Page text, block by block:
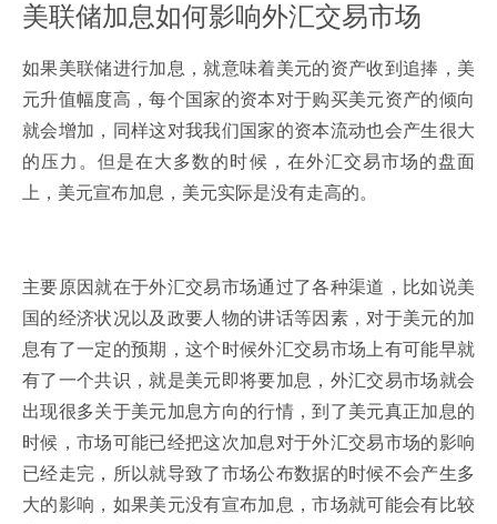
美联储加息如何影响外汇交易市场
如果美联储进行加息，就意味着美元的资产收到追捧，美
元升值幅度高，每个国家的资本对于购买美元资产的倾向
就会增加，同样这对我我们国家的资本流动也会产生很大
的压力。但是在大多数的时候，在外汇交易市场的盘面
上，美元宣布加息，美元实际是没有走高的。
主要原因就在于外汇交易市场通过了各种渠道，比如说美
国的经济状况以及政要人物的讲话等因素，对于美元的加
息有了一定的预期，这个时候外汇交易市场上有可能早就
有了一个共识，就是美元即将要加息，外汇交易市场就会
出现很多关于美元加息方向的行情，到了美元真正加息的
时候，市场可能已经把这次加息对于外汇交易市场的影响
已经走完，所以就导致了市场公布数据的时候不会产生多
大的影响，如果美元没有宣布加息，市场就可能会有比较